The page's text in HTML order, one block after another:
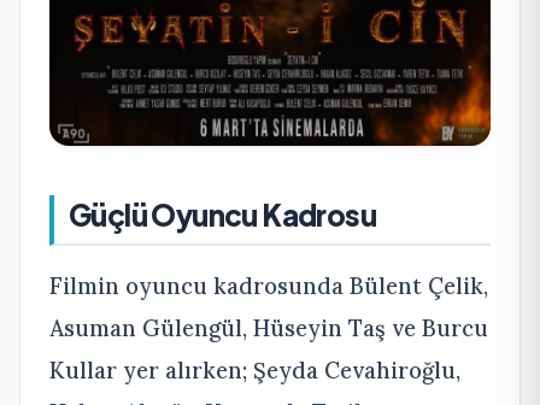
Güçlü Oyuncu Kadrosu
Filmin oyuncu kadrosunda Bülent Çelik,
Asuman Gülengül, Hüseyin Taş ve Burcu
Kullar yer alırken; Şeyda Cevahiroğlu,